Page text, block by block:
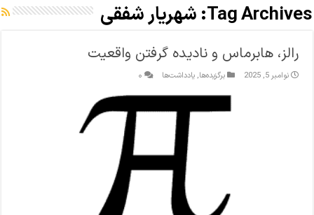
Tag Archives: شهریار شفقی
رالز، هابرماس و نادیده گرفتن واقعیت
نوامبر 5, 2025 برگزیده‌ها,یادداشت‌ها ۰